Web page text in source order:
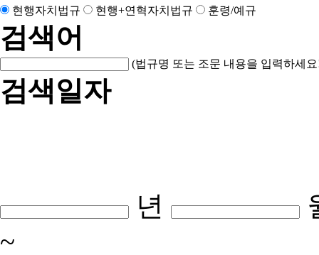
현행자치법규 현행+연혁자치법규 훈령/예규
검색어
(법규명 또는 조문 내용을 입력하세
검색일자
년
~